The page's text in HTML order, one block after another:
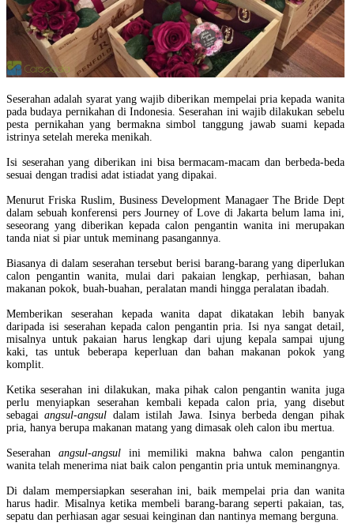
Seserahan adalah syarat yang wajib diberikan mempelai pria kepada wanita
pada budaya pernikahan di Indonesia. Seserahan ini wajib dilakukan sebelu
pesta pernikahan yang bermakna simbol tanggung jawab suami kepada
istrinya setelah mereka menikah.
Isi seserahan yang diberikan ini bisa bermacam-macam dan berbeda-beda
sesuai dengan tradisi adat istiadat yang dipakai.
Menurut Friska Ruslim, Business Development Managaer The Bride Dept
dalam sebuah konferensi pers Journey of Love di Jakarta belum lama ini,
seseorang yang diberikan kepada calon pengantin wanita ini merupakan
tanda niat si piar untuk meminang pasangannya.
Biasanya di dalam seserahan tersebut berisi barang-barang yang diperlukan
calon pengantin wanita, mulai dari pakaian lengkap, perhiasan, bahan
makanan pokok, buah-buahan, peralatan mandi hingga peralatan ibadah.
Memberikan seserahan kepada wanita dapat dikatakan lebih banyak
daripada isi seserahan kepada calon pengantin pria. Isi nya sangat detail,
misalnya untuk pakaian harus lengkap dari ujung kepala sampai ujung
kaki, tas untuk beberapa keperluan dan bahan makanan pokok yang
komplit.
Ketika seserahan ini dilakukan, maka pihak calon pengantin wanita juga
perlu menyiapkan seserahan kembali kepada calon pria, yang disebut
sebagaiangsul-angsul dalam istilah Jawa. Isinya berbeda dengan pihak
pria, hanya berupa makanan matang yang dimasak oleh calon ibu mertua.
Seserahan angsul-angsul ini memiliki makna bahwa calon pengantin
wanita telah menerima niat baik calon pengantin pria untuk meminangnya.
Di dalam mempersiapkan seserahan ini, baik mempelai pria dan wanita
harus hadir. Misalnya ketika membeli barang-barang seperti pakaian, tas,
sepatu dan perhiasan agar sesuai keinginan dan nantinya memang berguna.